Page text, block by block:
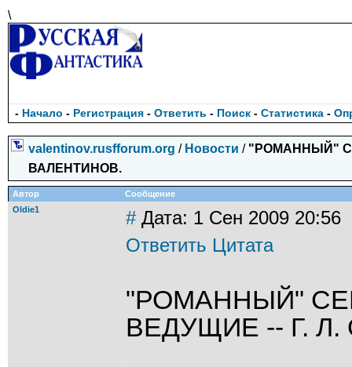
\
- Начало - Регистрация - Ответить - Поиск - Статистика -
valentinov.rusfforum.org / Новости / "РОМАННЫЙ"
ВАЛЕНТИНОВ.
Автор
Сообщение
Oldie1
#Дата: 1 Сен 2009 20:56
Ответить Цитата
"РОМАННЫЙ"
ВЕДУЩИЕ -- Г.